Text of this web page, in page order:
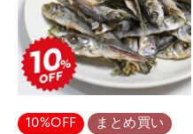
10%OFF
まとめ買い